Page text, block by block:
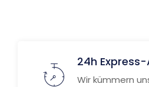
24h
Wir kümmern